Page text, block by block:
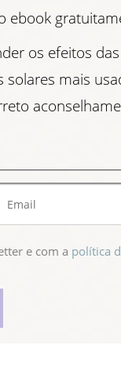
ebook
os efeitos
mais
e com a política